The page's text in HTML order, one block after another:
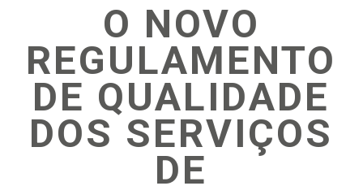
O NOVO
REGULAMENTO
DE QUALIDADE
DOS SERVIÇOS
DE